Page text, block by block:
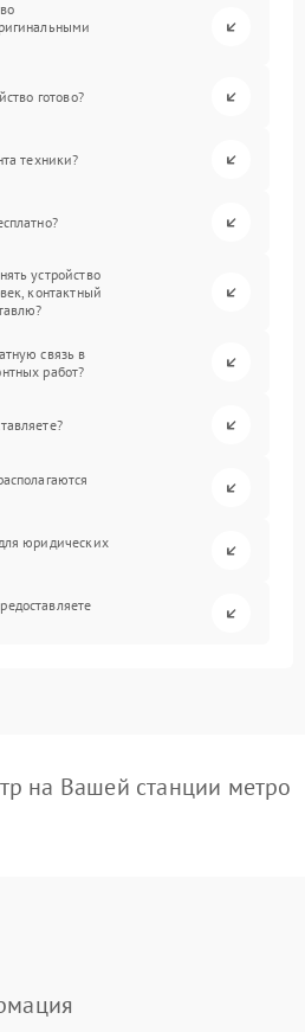
готово?
техники?
устройство
контактный
связь в
работ?
юридических
на Вашей станции метро